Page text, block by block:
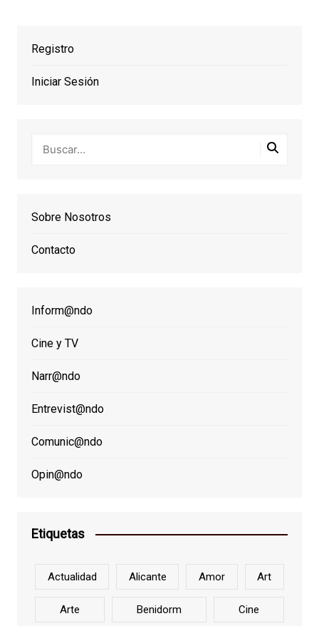
Registro
Iniciar Sesión
Sobre Nosotros
Contacto
Inform@ndo
Cine y TV
Narr@ndo
Entrevist@ndo
Comunic@ndo
Opin@ndo
Etiquetas
Actualidad Alicante Amor Art
Arte Benidorm Cine